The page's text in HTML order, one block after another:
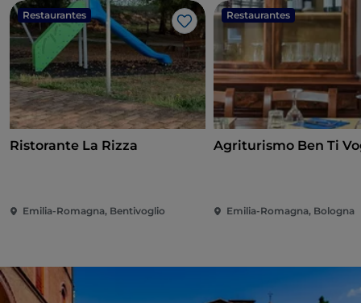
Restaurantes
Gosto
Ristorante La Rizza
Emilia-Romagna, Bentivoglio
Restaurantes
Agriturismo Ben Ti
Emilia-Romagna, Bologna